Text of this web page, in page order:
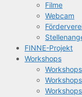
Fil­me
Web­cam
FIN­­NE-Pro­­jekt
Work­shops